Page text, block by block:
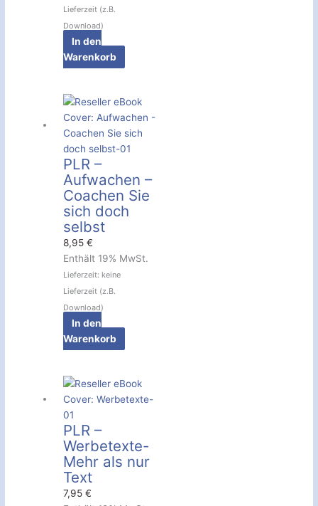
Lieferzeit (z.B.
Download)
In den
Warenkorb
PLR –
Aufwachen –
Coachen Sie
sich doch
selbst
8,95€
Enthält 19% MwSt.
Lieferzeit: keine
Lieferzeit (z.B.
Download)
In den
Warenkorb
PLR –
Werbetexte-
Mehr als nur
Text
7,95€